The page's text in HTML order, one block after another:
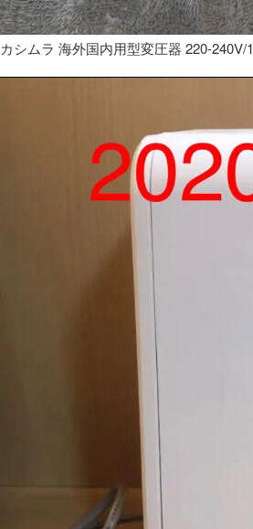
カシムラ 海外国内用型変圧器 220-